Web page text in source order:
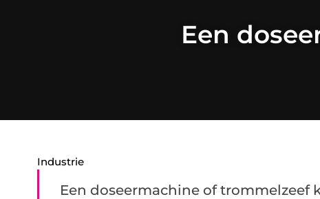
Een
Industrie
Een doseermachine of trommelzeef